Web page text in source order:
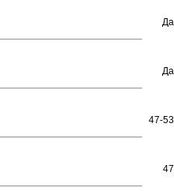
Да
Да
47-53
47